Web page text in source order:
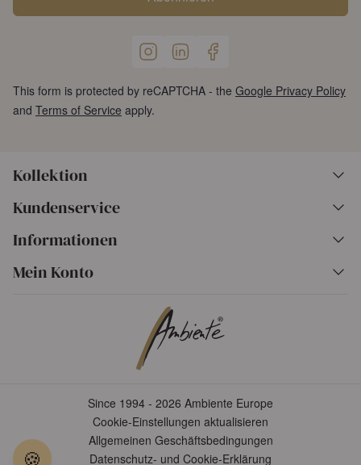
This form is protected by reCAPTCHA - the Google Privacy Policy
and Terms of Service apply.
Kollektion
Kundenservice
Informationen
Mein Konto
Since 1994 - 2026 Ambiente Europe
Cookie-Einstellungen aktualisieren
Allgemeinen Geschäftsbedingungen
Datenschutz- und Cookie-Erklärung
🍪